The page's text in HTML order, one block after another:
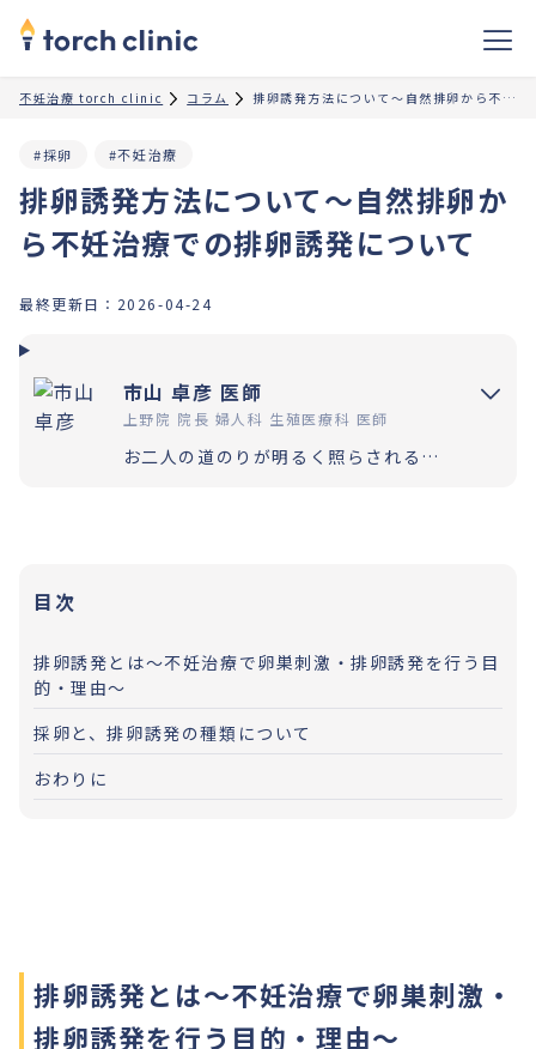
不妊治療 torch clinic コラム 排卵誘発方法について〜自然排卵から不妊治療での排卵誘発について
排卵誘発方法について〜自然排卵か
ら不妊治療での排卵誘発について
#採卵 #不妊治療
最終更新日： 2026-04-24
市山 卓彦 医師
上野院 院長 婦人科 生殖医療科 医師
お二人の道のりが明るく照らされるよう「理解」と「納得」の上で選択いただく過程を大切にしています。エビデンスに基づいた高水準の医療提供により「幸せな家族計画の実現」をお手伝いさせていただきます。
目次
排卵誘発とは〜不妊治療で卵巣刺激・排卵誘発を行う目
的・理由〜
採卵と、排卵誘発の種類について
おわりに
排卵誘発とは〜不妊治療で卵巣刺激・
排卵誘発を行う目的・理由〜